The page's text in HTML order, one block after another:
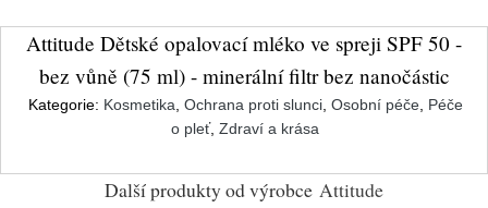
Attitude Dětské opalovací mléko ve spreji SPF 50 -
bez vůně (75 ml) - minerální filtr bez nanočástic
Kategorie: Kosmetika Ochrana proti slunci, Osobní péče, Péče
o pleť, Zdraví a krása
Další produkty od výrobce Attitude